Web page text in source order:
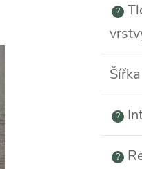
?
?
?